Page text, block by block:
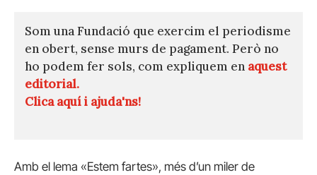
Som una Fundació que exercim el periodisme
en obert, sense murs de pagament. Però no
ho podem fer sols, com expliquem en aquest
editorial.
Clica aquí i ajuda'ns!
Amb el lema «Estem fartes», més d’un miler de